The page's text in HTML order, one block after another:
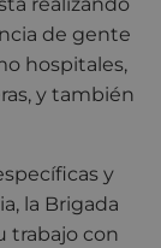
de gente
hospitales,
y también
y
la Brigada
trabajo con